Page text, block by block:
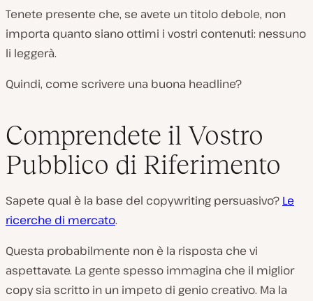
Tenete presente che, se avete un titolo debole, non
importa quanto siano ottimi i vostri contenuti: nessuno
li leggerà.
Quindi, come scrivere una buona headline?
Comprendete il Vostro
Pubblico di Riferimento
Sapete qual è la base del copywriting persuasivo? Le
ricerche di mercato.
Questa probabilmente non è la risposta che vi
aspettavate. La gente spesso immagina che il miglior
copy sia scritto in un impeto di genio creativo. Ma la